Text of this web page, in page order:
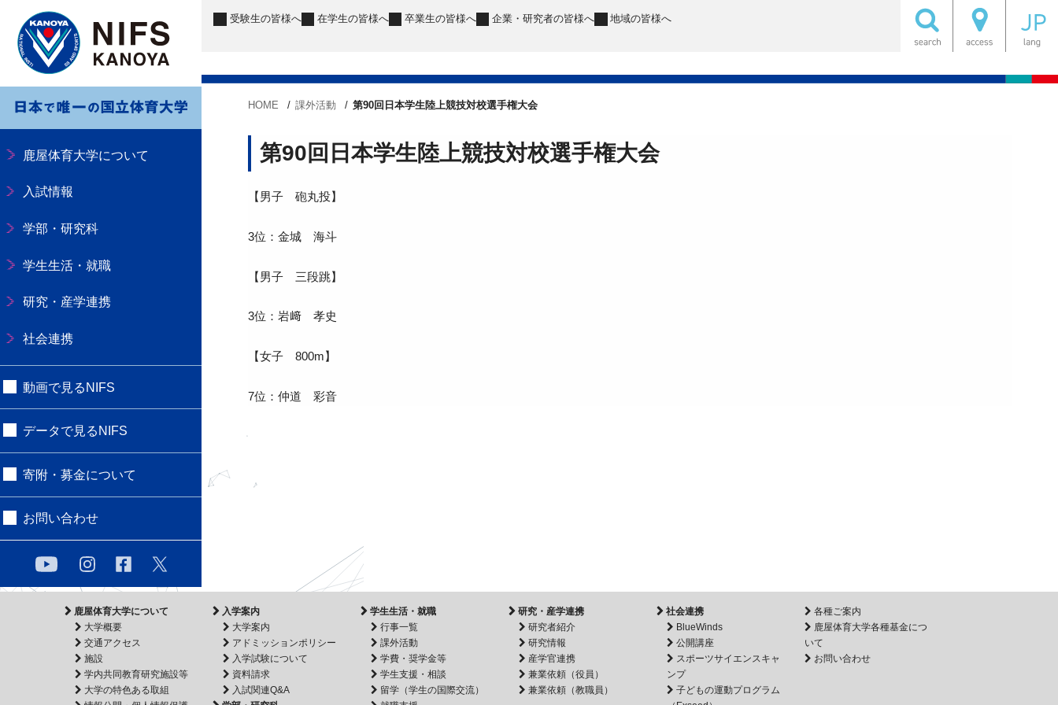
鹿屋体育大学について
入試情報
学部・研究科
学生生活・就職
研究・産学連携
社会連携
動画で見るNIFS
データで見るNIFS
寄附・募金について
お問い合わせ
受験生の皆様へ 在学生の皆様へ 卒業生の皆様へ 企業・研究者の皆様へ 地域の皆様へ
HOME 課外活動 第90回日本学生陸上競技対校選手権大会
第90回日本学生陸上競技対校選手権大会
【男子 砲丸投】
3位：金城 海斗
【男子 三段跳】
3位：岩﨑 孝史
【女子 800m】
7位：仲道 彩音
鹿屋体育大学について
大学概要
交通アクセス
施設
学内共同教育研究施設等
大学の特色ある取組
入学案内
大学案内
アドミッションポリシー
入学試験について
資料請求
入試関連Q&A
学生生活・就職
行事一覧
課外活動
学費・奨学金等
学生支援・相談
留学（学生の国際交流）
研究・産学連携
研究者紹介
研究情報
産学官連携
兼業依頼（役員）
兼業依頼（教職員）
社会連携
BlueWinds
公開講座
スポーツサイエンスキャ
ンプ
子どもの運動プログラム
各種ご案内
鹿屋体育大学各種基金につ
いて
お問い合わせ